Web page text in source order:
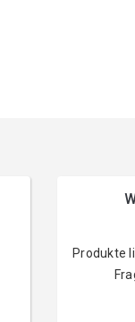
Produkte